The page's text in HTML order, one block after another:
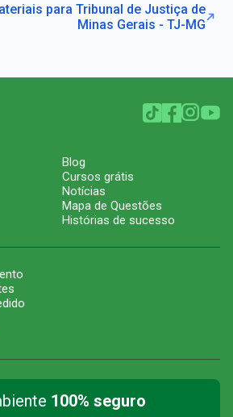
para Tribunal de Justiça de
Minas Gerais - TJ-MG
Blog
Cursos grátis
Notícias
Mapa de Questões
Histórias de sucesso
100% seguro